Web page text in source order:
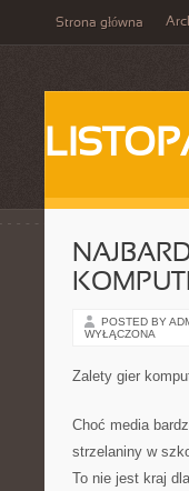
Strona główna
POSTED BY
WYŁĄCZONA
Zalety gier
Choć media
strzelaniny w
To nie jest kraj